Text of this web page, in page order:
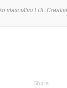
vlasništvo FBL
Share